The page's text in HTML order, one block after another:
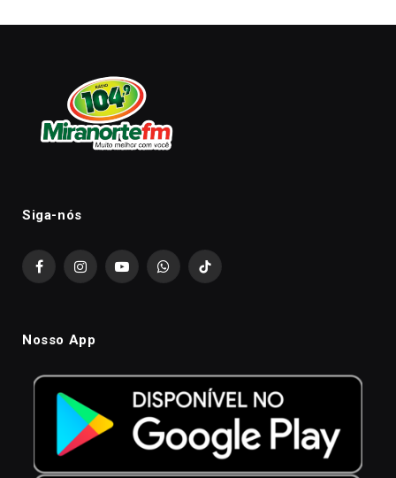
Siga-nós
FacebookInstagramYouTubeWhatsAppTikTok
Nosso App